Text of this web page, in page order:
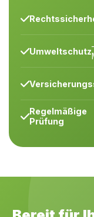
Umweltschutz
Regelmäßige
Prüfung